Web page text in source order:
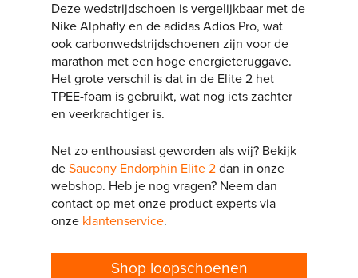
Deze wedstrijdschoen is vergelijkbaar met de
Nike Alphafly en de adidas Adios Pro, wat
ook carbonwedstrijdschoenen zijn voor de
marathon met een hoge energieteruggave.
Het grote verschil is dat in de Elite 2 het
TPEE-foam is gebruikt, wat nog iets zachter
en veerkrachtiger is.
Net zo enthousiast geworden als wij? Bekijk
deSaucony Endorphin Elite 2 dan in onze
webshop. Heb je nog vragen? Neem dan
contact op met onze product experts via
onze klantenservice.
Shop loopschoenen